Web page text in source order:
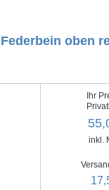
oben
Ihr
inkl.